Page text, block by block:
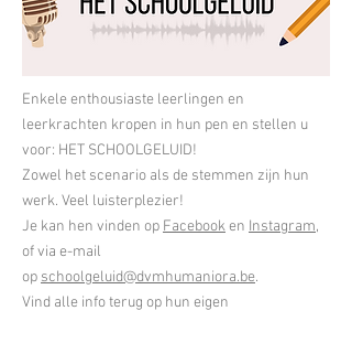
Enkele enthousiaste leerlingen en
leerkrachten kropen in hun pen en stellen u
voor: HET SCHOOLGELUID!
Zowel het scenario als de stemmen zijn hun
werk. Veel luisterplezier!
Je kan hen vinden op Facebook en Instagram,
of via e-mail
op schoolgeluid@dvmhumaniora.be.
Vind alle info terug op hun eigen